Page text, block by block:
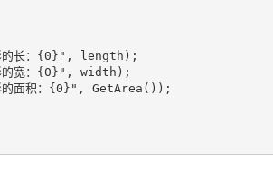
长：{0}", length);
宽：{0}", width);
面积：{0}", GetArea());